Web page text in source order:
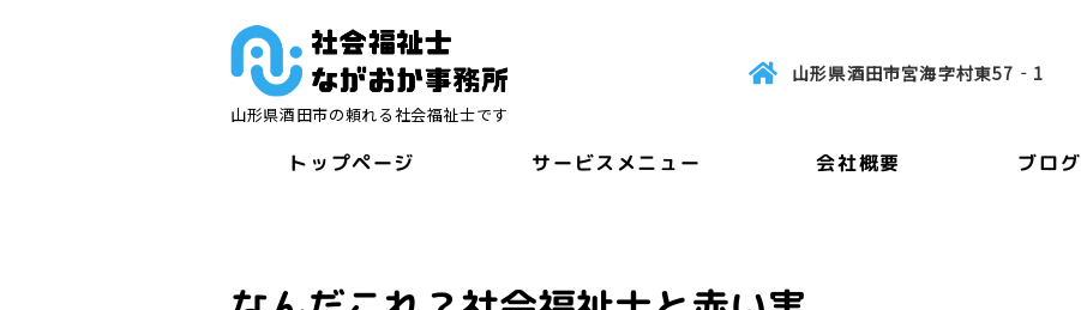
山形県酒田市の頼れる社会福祉士です
山形県酒田市宮海字村東57‐1
トップページ サービスメニュー 会社概要 ブログ